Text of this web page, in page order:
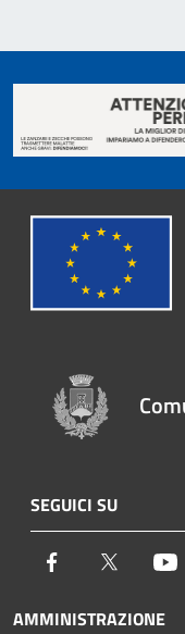
SEGUICI SU
Facebook Twitter
AMMINISTRAZIONE